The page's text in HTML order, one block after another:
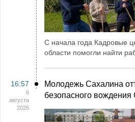
С начала года Кадровые
области помогли найти
16:57
6
августа
2026
Молодежь Сахалина
безопасного